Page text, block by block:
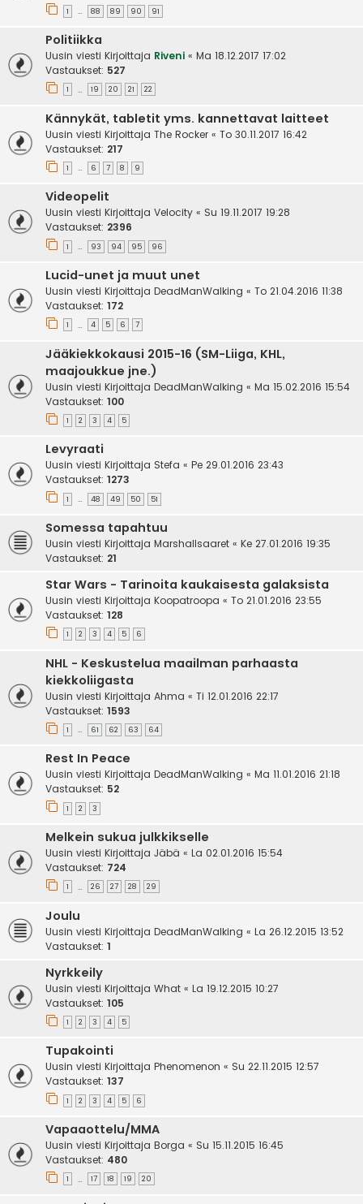
1 … 88 89 90 91
Politiikka
Uusin viesti Kirjoittaja Riveni « Ma 18.12.2017 17:02
Vastaukset: 527
1 … 19 20 21 22
Kännykät, tabletit yms. kannettavat laitteet
Uusin viesti Kirjoittaja The Rocker « To 30.11.2017 16:42
Vastaukset: 217
1 … 6 7 8 9
Videopelit
Uusin viesti Kirjoittaja Velocity « Su 19.11.2017 19:28
Vastaukset: 2396
1 … 93 94 95 96
Lucid-unet ja muut unet
Uusin viesti Kirjoittaja DeadManWalking « To 21.04.2016 11:38
Vastaukset: 172
1 … 4 5 6 7
Jääkiekkokausi 2015-16 (SM-Liiga, KHL,
maajoukkue jne.)
Uusin viesti Kirjoittaja DeadManWalking « Ma 15.02.2016 15:54
Vastaukset: 100
1 2 3 4 5
Levyraati
Uusin viesti Kirjoittaja Stefa « Pe 29.01.2016 23:43
Vastaukset: 1273
1 … 48 49 50 51
Somessa tapahtuu
Uusin viesti Kirjoittaja Marshallsaaret « Ke 27.01.2016 19:35
Vastaukset: 21
Star Wars - Tarinoita kaukaisesta galaksista
Uusin viesti Kirjoittaja Koopatroopa « To 21.01.2016 23:55
Vastaukset: 128
1 2 3 4 5 6
NHL - Keskustelua maailman parhaasta
kiekkoliigasta
Uusin viesti Kirjoittaja Ahma « Ti 12.01.2016 22:17
Vastaukset: 1593
1 … 61 62 63 64
Rest In Peace
Uusin viesti Kirjoittaja DeadManWalking « Ma 11.01.2016 21:18
Vastaukset: 52
1 2 3
Melkein sukua julkkikselle
Uusin viesti Kirjoittaja Jäbä « La 02.01.2016 15:54
Vastaukset: 724
1 … 26 27 28 29
Joulu
Uusin viesti Kirjoittaja DeadManWalking « La 26.12.2015 13:52
Vastaukset: 1
Nyrkkeily
Uusin viesti Kirjoittaja What « La 19.12.2015 10:27
Vastaukset: 105
1 2 3 4 5
Tupakointi
Uusin viesti Kirjoittaja Phenomenon « Su 22.11.2015 12:57
Vastaukset: 137
1 2 3 4 5 6
Vapaaottelu/MMA
Uusin viesti Kirjoittaja Borga « Su 15.11.2015 16:45
Vastaukset: 480
1 … 17 18 19 20